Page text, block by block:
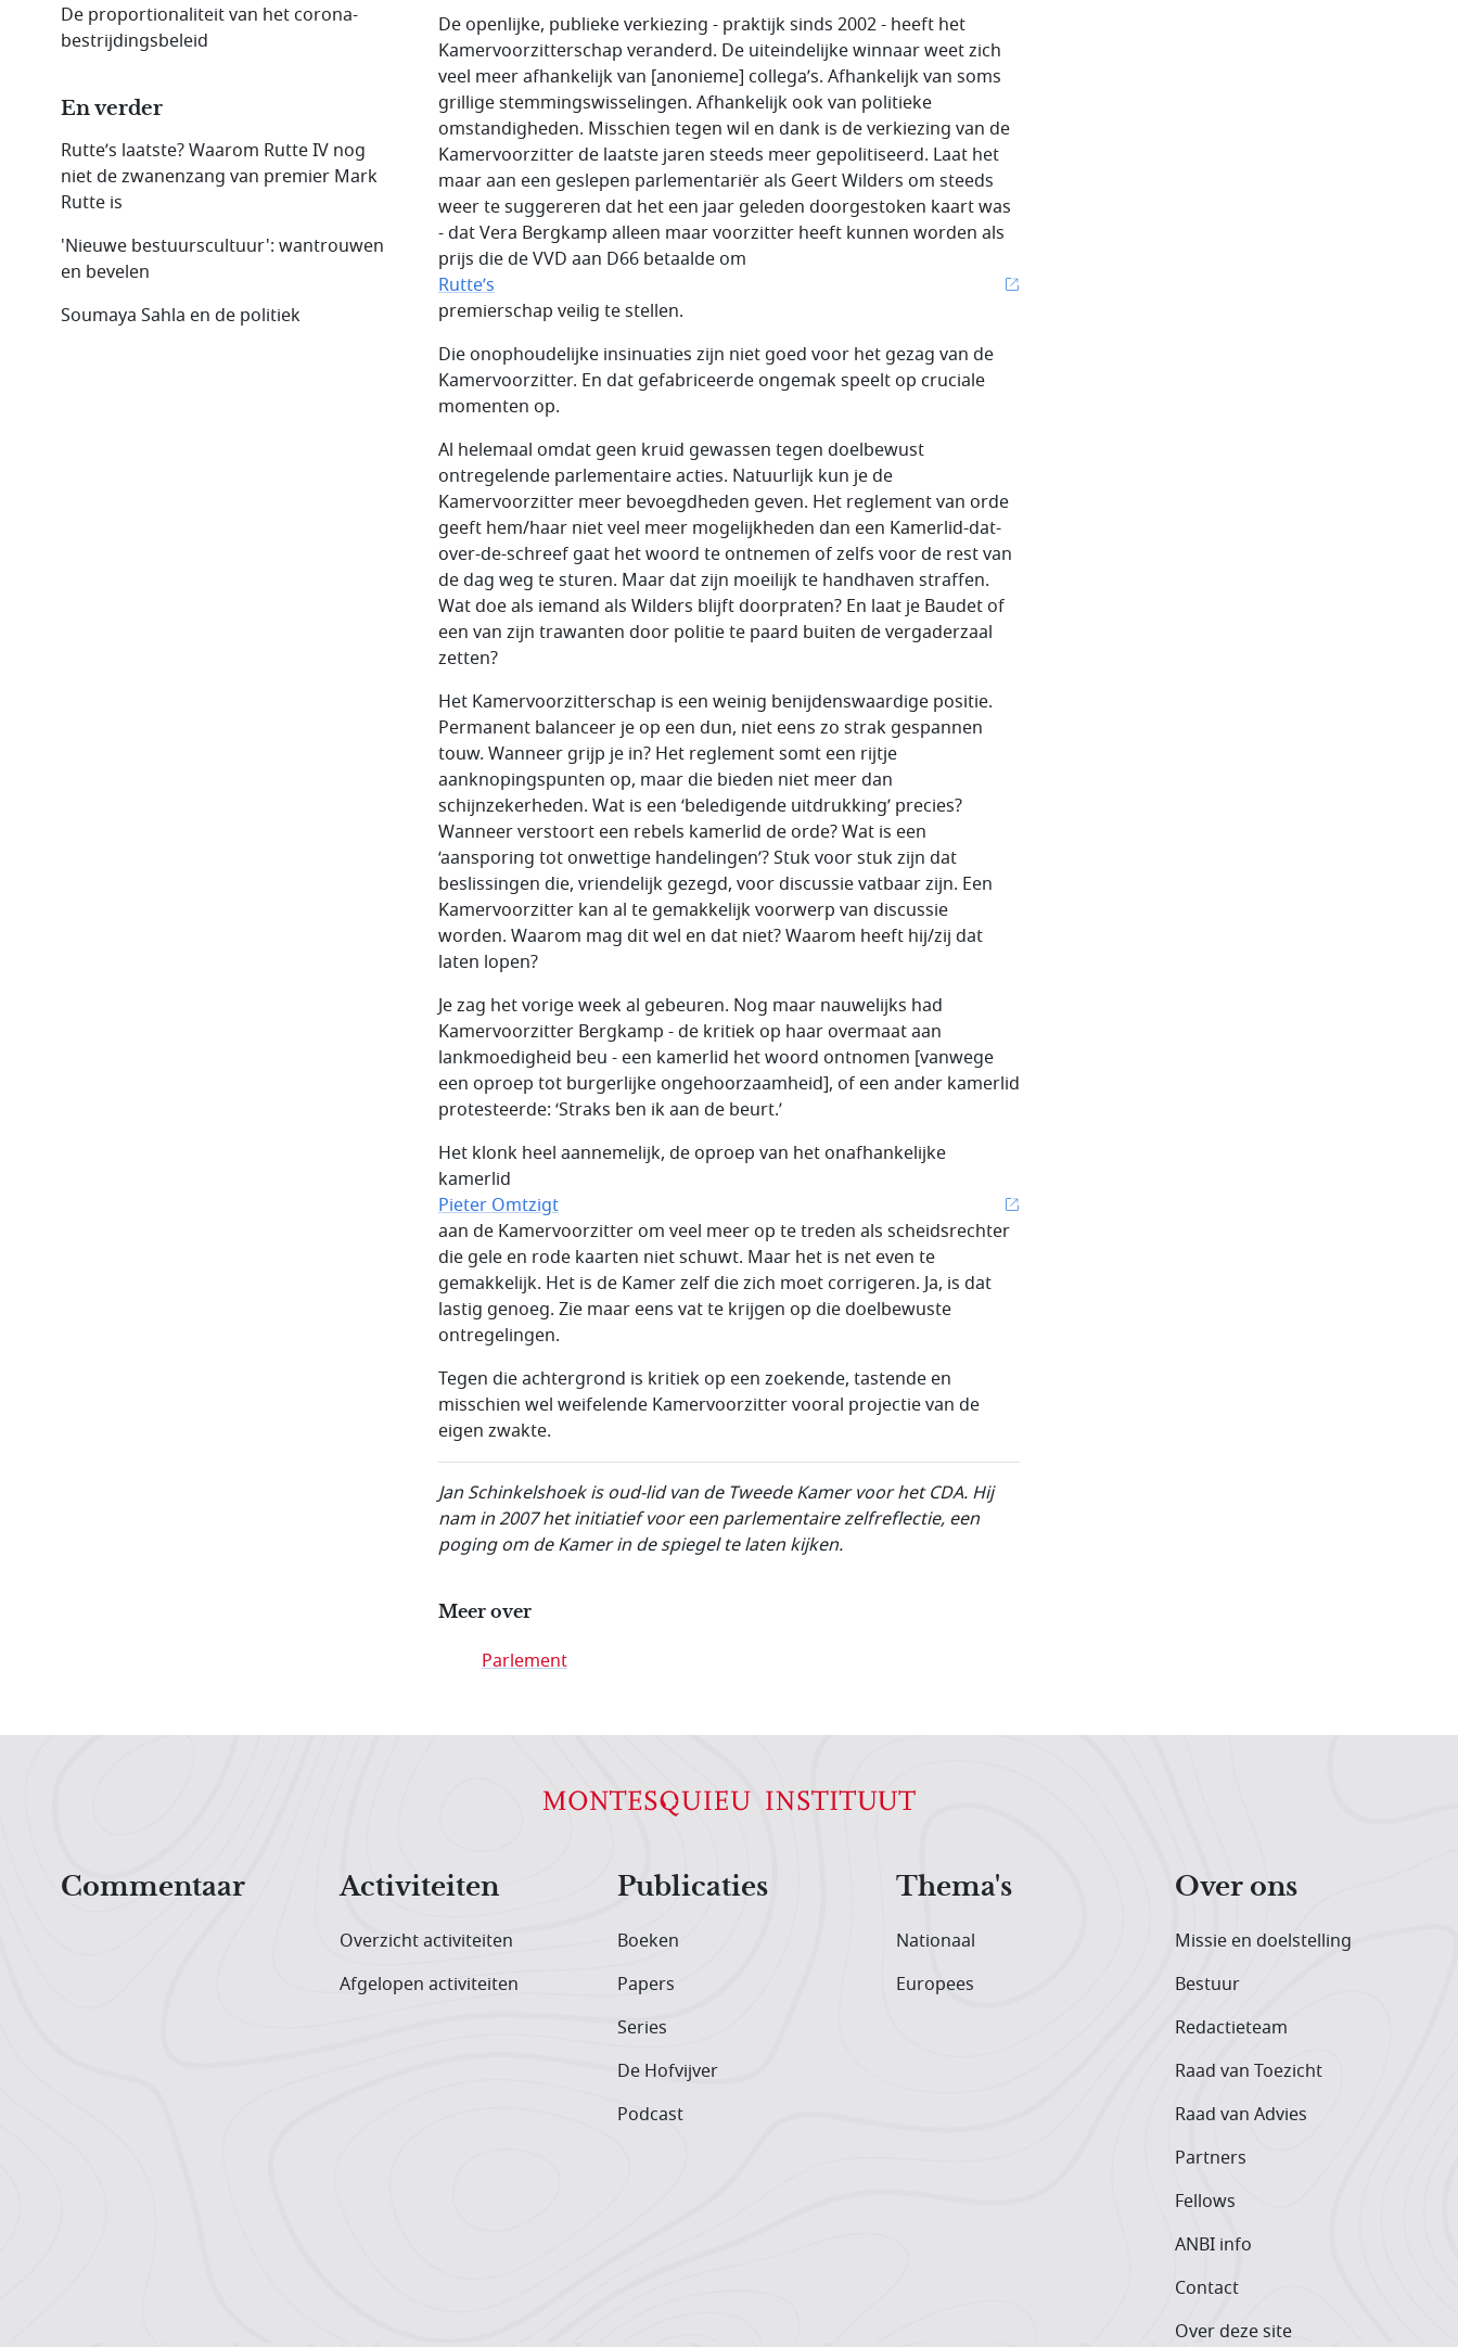
De openlijke, publieke verkiezing - praktijk sinds 2002 - heeft het
Kamervoorzitterschap veranderd. De uiteindelijke winnaar weet zich
veel meer afhankelijk van [anonieme] collega’s. Afhankelijk van soms
grillige stemmingswisselingen. Afhankelijk ook van politieke
omstandigheden. Misschien tegen wil en dank is de verkiezing van de
Kamervoorzitter de laatste jaren steeds meer gepolitiseerd. Laat het
maar aan een geslepen parlementariër als Geert Wilders om steeds
weer te suggereren dat het een jaar geleden doorgestoken kaart was
- dat Vera Bergkamp alleen maar voorzitter heeft kunnen worden als
prijs die de VVD aan D66 betaalde om
Rutte’s
premierschap veilig te stellen.
Die onophoudelijke insinuaties zijn niet goed voor het gezag van de
Kamervoorzitter. En dat gefabriceerde ongemak speelt op cruciale
momenten op.
Al helemaal omdat geen kruid gewassen tegen doelbewust
ontregelende parlementaire acties. Natuurlijk kun je de
Kamervoorzitter meer bevoegdheden geven. Het reglement van orde
geeft hem/haar niet veel meer mogelijkheden dan een Kamerlid-dat-
over-de-schreef gaat het woord te ontnemen of zelfs voor de rest van
de dag weg te sturen. Maar dat zijn moeilijk te handhaven straffen.
Wat doe als iemand als Wilders blijft doorpraten? En laat je Baudet of
een van zijn trawanten door politie te paard buiten de vergaderzaal
zetten?
Het Kamervoorzitterschap is een weinig benijdenswaardige positie.
Permanent balanceer je op een dun, niet eens zo strak gespannen
touw. Wanneer grijp je in? Het reglement somt een rijtje
aanknopingspunten op, maar die bieden niet meer dan
schijnzekerheden. Wat is een ‘beledigende uitdrukking’ precies?
Wanneer verstoort een rebels kamerlid de orde? Wat is een
‘aansporing tot onwettige handelingen’? Stuk voor stuk zijn dat
beslissingen die, vriendelijk gezegd, voor discussie vatbaar zijn. Een
Kamervoorzitter kan al te gemakkelijk voorwerp van discussie
worden. Waarom mag dit wel en dat niet? Waarom heeft hij/zij dat
laten lopen?
Je zag het vorige week al gebeuren. Nog maar nauwelijks had
Kamervoorzitter Bergkamp - de kritiek op haar overmaat aan
lankmoedigheid beu - een kamerlid het woord ontnomen [vanwege
een oproep tot burgerlijke ongehoorzaamheid], of een ander kamerlid
protesteerde: ‘Straks ben ik aan de beurt.’
Het klonk heel aannemelijk, de oproep van het onafhankelijke
kamerlid
Pieter Omtzigt
aan de Kamervoorzitter om veel meer op te treden als scheidsrechter
die gele en rode kaarten niet schuwt. Maar het is net even te
gemakkelijk. Het is de Kamer zelf die zich moet corrigeren. Ja, is dat
lastig genoeg. Zie maar eens vat te krijgen op die doelbewuste
ontregelingen.
Tegen die achtergrond is kritiek op een zoekende, tastende en
misschien wel weifelende Kamervoorzitter vooral projectie van de
eigen zwakte.
Jan Schinkelshoek is oud-lid van de Tweede Kamer voor het CDA. Hij
nam in 2007 het initiatief voor een parlementaire zelfreflectie, een
poging om de Kamer in de spiegel te laten kijken.
Meer over
Parlement
De proportionaliteit van het corona­
bestrijdings­beleid
En verder
Rutte’s laatste? Waarom Rutte IV nog
niet de zwanenzang van premier Mark
Rutte is
'Nieuwe bestuurscultuur': wantrouwen
en bevelen
Soumaya Sahla en de politiek
Commentaar
Activiteiten
Overzicht activiteiten
Afgelopen activiteiten
Publicaties
Boeken
Papers
Series
De Hofvijver
Podcast
Thema's
Nationaal
Europees
Over ons
Missie en doelstelling
Bestuur
Redactieteam
Raad van Toezicht
Raad van Advies
Partners
Fellows
ANBI info
Contact
Over deze site